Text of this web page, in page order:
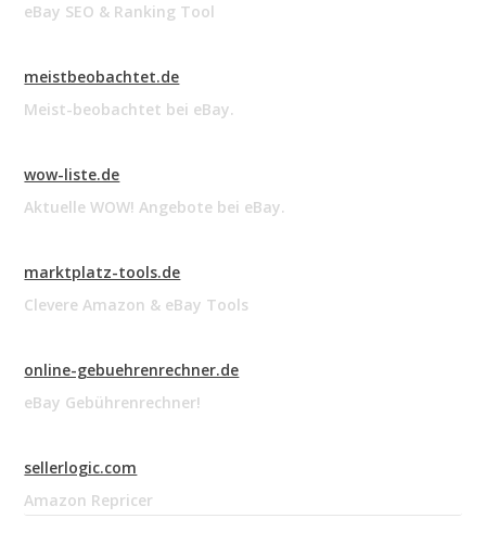
eBay SEO & Ranking Tool
meistbeobachtet.de
Meist-beobachtet bei eBay.
wow-liste.de
Aktuelle WOW! Angebote bei eBay.
marktplatz-tools.de
Clevere Amazon & eBay Tools
online-gebuehrenrechner.de
eBay Gebührenrechner!
sellerlogic.com
Amazon Repricer